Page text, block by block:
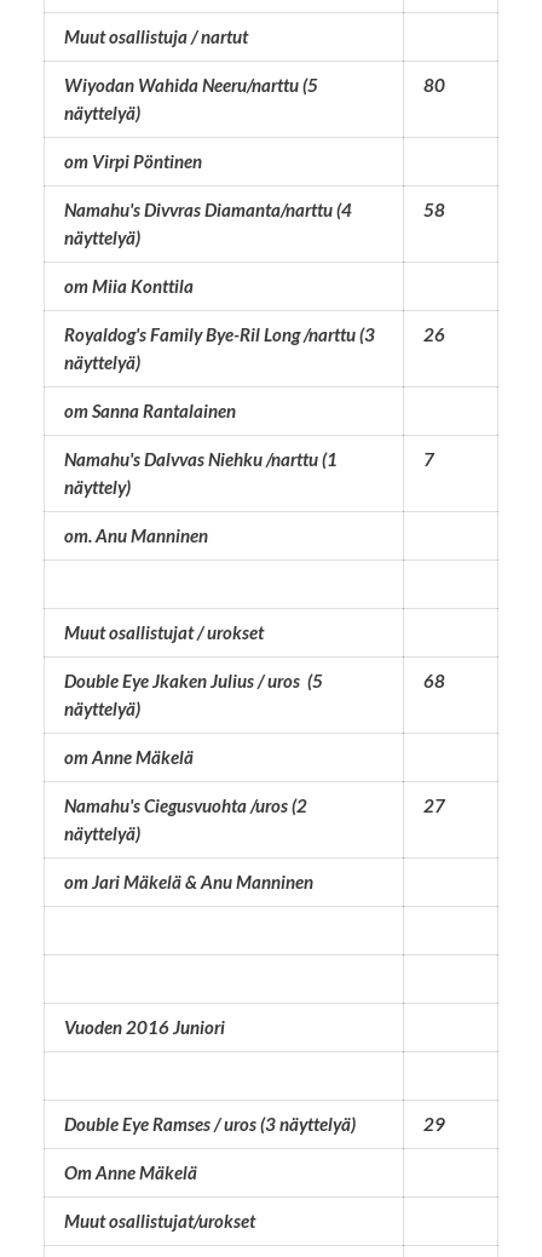
Muut osallistuja / nartut
Wiyodan Wahida Neeru/narttu (5
näyttelyä)
80
om Virpi Pöntinen
Namahu's Divvras Diamanta/narttu (4
näyttelyä)
58
om Miia Konttila
Royaldog's Family Bye-Ril Long /narttu (3
näyttelyä)
26
om Sanna Rantalainen
Namahu's Dalvvas Niehku /narttu (1
näyttely)
7
om. Anu Manninen
Muut osallistujat / urokset
Double Eye Jkaken Julius / uros (5
näyttelyä)
68
om Anne Mäkelä
Namahu's Ciegusvuohta /uros (2
näyttelyä)
27
om Jari Mäkelä & Anu Manninen
Vuoden 2016 Juniori
Double Eye Ramses / uros (3 näyttelyä) 29
Om Anne Mäkelä
Muut osallistujat/urokset